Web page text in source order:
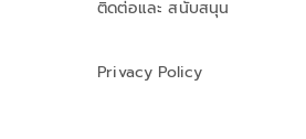
ติดต่อและ สนับสนุน
Privacy Policy